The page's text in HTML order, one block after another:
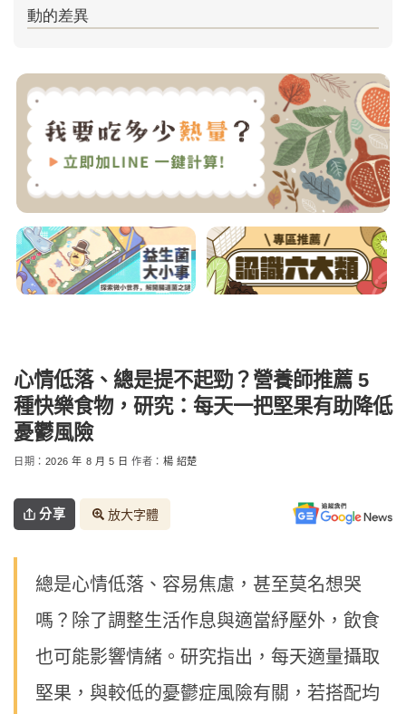
心情低落、總是提不起勁？營養師推薦 5
種快樂食物，研究：每天一把堅果有助降低
憂鬱風險
日期： 2026 年 8 月 5 日 作者： 楊 紹楚
分享 放大字體
總是心情低落、容易焦慮，甚至莫名想哭
嗎？除了調整生活作息與適當紓壓外，飲食
也可能影響情緒。研究指出，每天適量攝取
堅果，與較低的憂鬱症風險有關，若搭配均